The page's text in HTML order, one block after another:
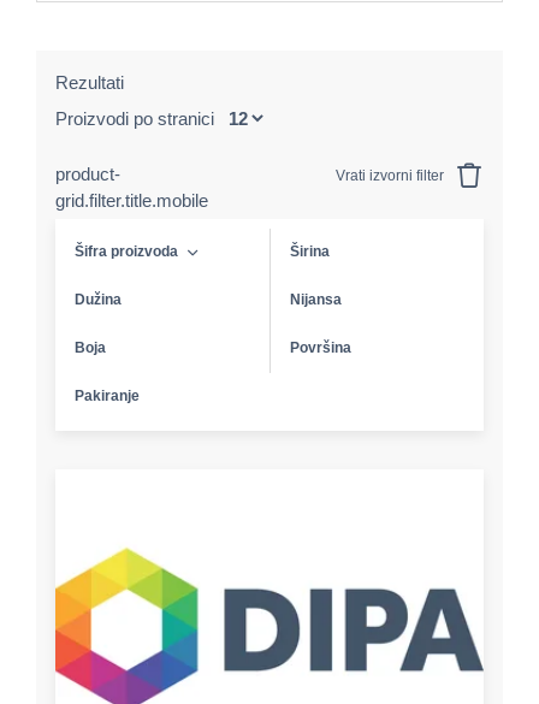
Rezultati
Proizvodi po stranici
product-
grid.filter.title.mobile
Vrati izvorni filter
Šifra proizvoda Širina
Dužina Nijansa
Boja Površina
Pakiranje